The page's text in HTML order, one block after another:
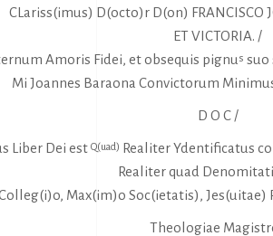
CLariss(imus) D(octo)r D(on) FRANCISCO
ET VICTORIA. /
Amoris Fidei, et obsequis pignu s suo
Mi Joannes Baraona Convictorum
D O C /
Liber Dei est Q(uad) Realiter Ydentificatus
Realiter quad
Max(im)o Soc(ietatis), Jes(uitae)
Theologiae